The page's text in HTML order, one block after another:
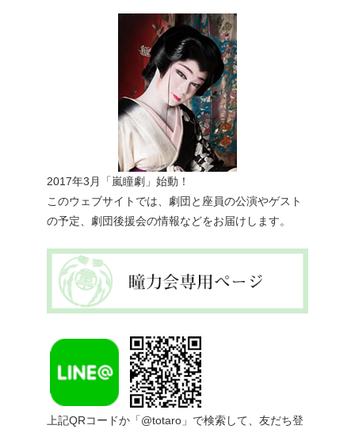
2017年3月「嵐瞳劇」始動！
このウェブサイトでは、劇団と座員の公演やゲスト
の予定、劇団後援会の情報などをお届けします。
上記QRコードか「@totaro」で検索して、友だち登